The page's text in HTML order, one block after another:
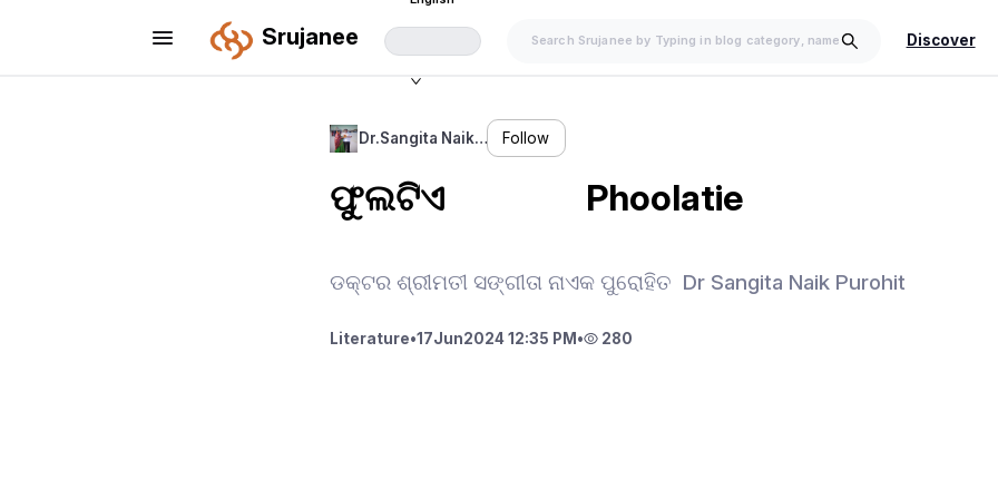
Srujanee Discover
Dr.Sangita Naik… Follow
ଫୁଲଟିଏ Phoolatie
ଡକ୍ଟର ଶ୍ରୀମତୀ ସଙ୍ଗୀତା ନାଏକ ପୁରୋହିତ Dr Sangita Naik Purohit
Literature•17Jun2024 12:35 PM • 280